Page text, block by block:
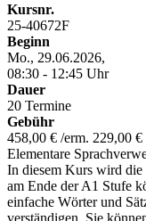
Kursnr.
25-40672F
Beginn
Mo., 29.06.2026,
08:30 - 12:45 Uhr
Dauer
20 Termine
Gebühr
458,00 € /erm. 229,00 €
Elementare
In diesem Kurs wird die
am Ende der A1 Stufe
einfache Wörter und
verständigen. Sie